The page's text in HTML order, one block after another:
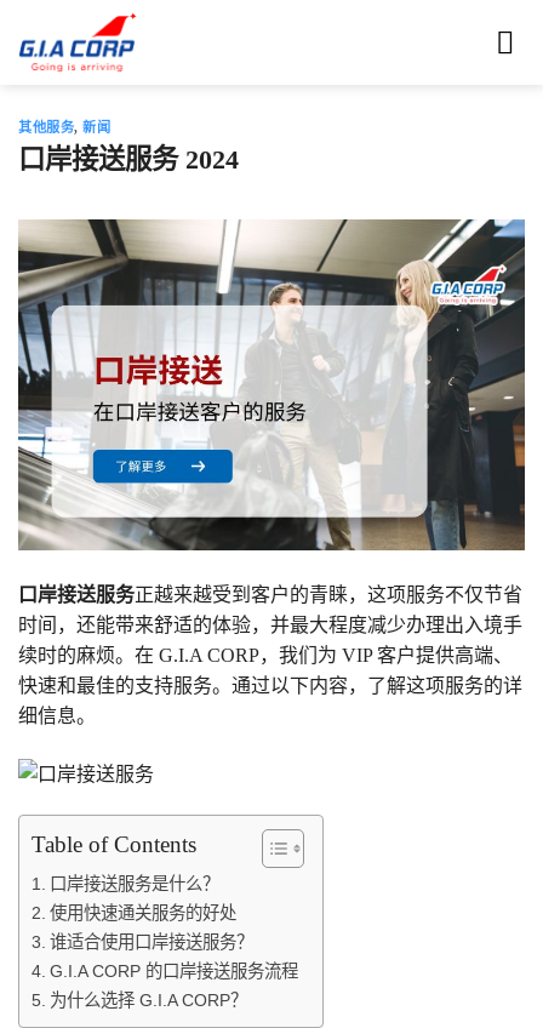
其他服务,新闻
口岸接送服务 2024
口岸接送服务正越来越受到客户的青睐，这项服务不仅节省
时间，还能带来舒适的体验，并最大程度减少办理出入境手
续时的麻烦。在 G.I.A CORP，我们为 VIP 客户提供高端、
快速和最佳的支持服务。通过以下内容，了解这项服务的详
细信息。
Table of Contents
口岸接送服务是什么？
使用快速通关服务的好处
谁适合使用口岸接送服务？
G.I.A CORP 的口岸接送服务流程
为什么选择 G.I.A CORP？